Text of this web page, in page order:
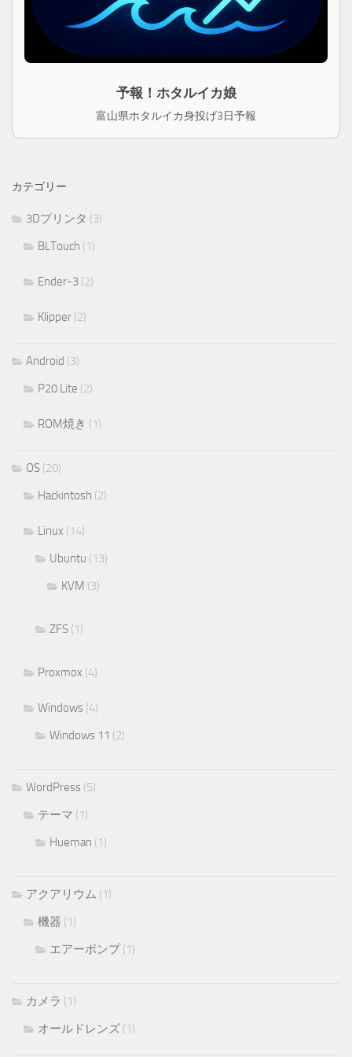
予報！ホタルイカ娘
富山県ホタルイカ身投げ3日予報
カテゴリー
3Dプリンタ (3)
BLTouch (1)
Ender-3 (2)
Klipper (2)
Android (3)
P20 Lite (2)
ROM焼き (1)
OS (20)
Hackintosh (2)
Linux (14)
Ubuntu (13)
KVM (3)
ZFS (1)
Proxmox (4)
Windows (4)
Windows 11 (2)
WordPress (5)
テーマ (1)
Hueman (1)
アクアリウム (1)
機器 (1)
エアーポンプ(1)
カメラ (1)
オールドレンズ (1)